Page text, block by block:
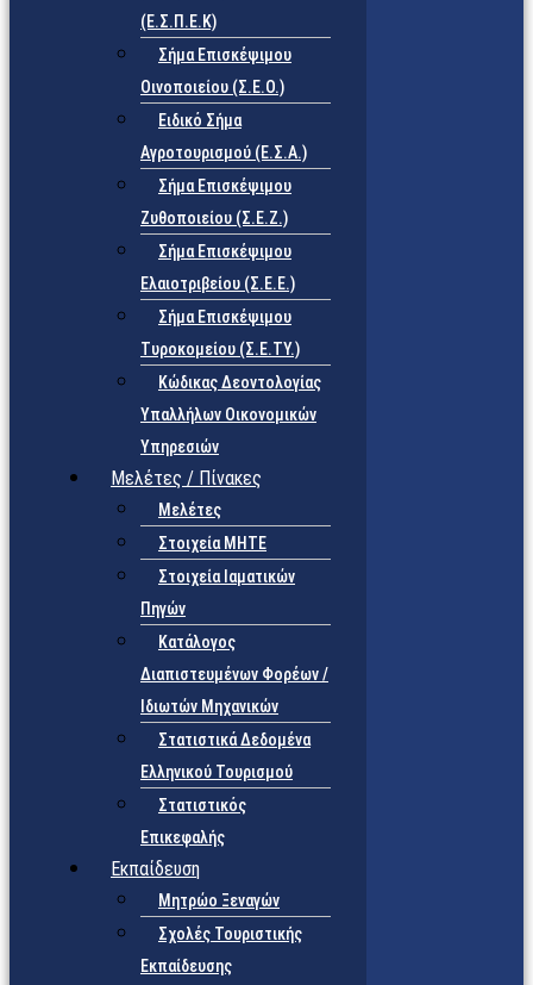
(Ε.Σ.Π.Ε.Κ)
Σήμα Επισκέψιμου
Οινοποιείου (Σ.Ε.Ο.)
Ειδικό Σήμα
Αγροτουρισμού (Ε.Σ.Α.)
Σήμα Επισκέψιμου
Ζυθοποιείου (Σ.Ε.Ζ.)
Σήμα Επισκέψιμου
Ελαιοτριβείου (Σ.Ε.Ε.)
Σήμα Επισκέψιμου
Τυροκομείου (Σ.Ε.TY.)
Κώδικας Δεοντολογίας
Υπαλλήλων Οικονομικών
Υπηρεσιών
Μελέτες / Πίνακες
Μελέτες
Στοιχεία ΜΗΤΕ
Στοιχεία Ιαματικών
Πηγών
Κατάλογος
Διαπιστευμένων Φορέων /
Ιδιωτών Μηχανικών
Στατιστικά Δεδομένα
Ελληνικού Τουρισμού
Στατιστικός
Επικεφαλής
Εκπαίδευση
Μητρώο Ξεναγών
Σχολές Τουριστικής
Εκπαίδευσης